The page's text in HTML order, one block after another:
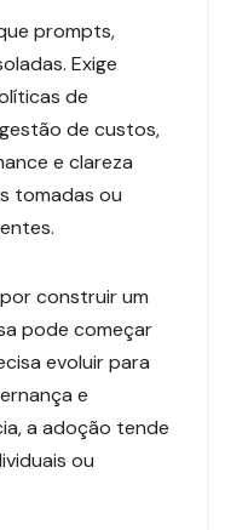
prompts,
Exige
de
de custos,
e clareza
tomadas ou
construir um
pode começar
evoluir para
e
a adoção tende
ou